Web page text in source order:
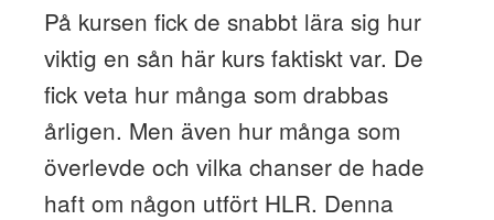
På kursen fick de snabbt lära sig hur
viktig en sån här kurs faktiskt var. De
fick veta hur många som drabbas
årligen. Men även hur många som
överlevde och vilka chanser de hade
haft om någon utfört HLR. Denna